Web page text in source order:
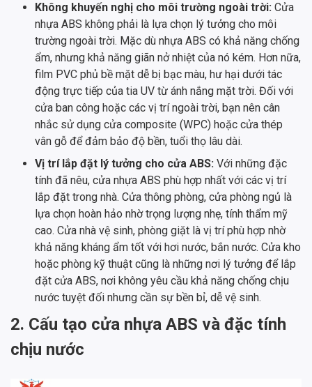
Không khuyến nghị cho môi trường ngoài trời: Cửa
nhựa ABS không phải là lựa chọn lý tưởng cho môi
trường ngoài trời. Mặc dù nhựa ABS có khả năng chống
ẩm, nhưng khả năng giãn nở nhiệt của nó kém. Hơn nữa,
film PVC phủ bề mặt dễ bị bạc màu, hư hại dưới tác
động trực tiếp của tia UV từ ánh nắng mặt trời. Đối với
cửa ban công hoặc các vị trí ngoài trời, bạn nên cân
nhắc sử dụng cửa composite (WPC) hoặc cửa thép
vân gỗ để đảm bảo độ bền, tuổi thọ lâu dài.
Vị trí lắp đặt lý tưởng cho cửa ABS: Với những đặc
tính đã nêu, cửa nhựa ABS phù hợp nhất với các vị trí
lắp đặt trong nhà. Cửa thông phòng, cửa phòng ngủ là
lựa chọn hoàn hảo nhờ trọng lượng nhẹ, tính thẩm mỹ
cao. Cửa nhà vệ sinh, phòng giặt là vị trí phù hợp nhờ
khả năng kháng ẩm tốt với hơi nước, bắn nước. Cửa kho
hoặc phòng kỹ thuật cũng là những nơi lý tưởng để lắp
đặt cửa ABS, nơi không yêu cầu khả năng chống chịu
nước tuyệt đối nhưng cần sự bền bỉ, dễ vệ sinh.
2. Cấu tạo cửa nhựa ABS và đặc tính
chịu nước